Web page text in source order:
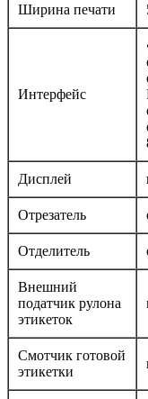
Ширина печати
Интерфейс
Дисплей
Отрезатель
Отделитель
Внешний
податчик рулона
этикеток
Смотчик готовой
этикетки